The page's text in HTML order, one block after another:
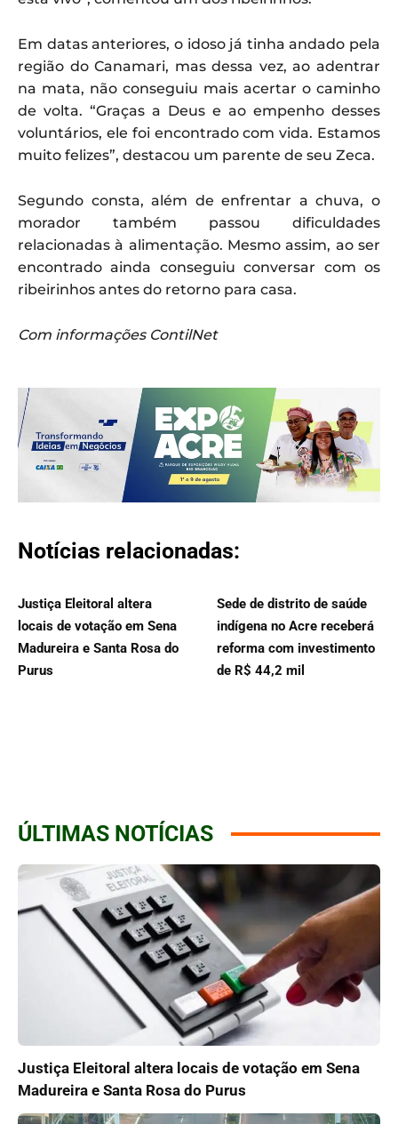
Em datas anteriores, o idoso já tinha andado pela
região do Canamari, mas dessa vez, ao adentrar
na mata, não conseguiu mais acertar o caminho
de volta. “Graças a Deus e ao empenho desses
voluntários, ele foi encontrado com vida. Estamos
muito felizes”, destacou um parente de seu Zeca.
Segundo consta, além de enfrentar a chuva, o
morador também passou dificuldades
relacionadas à alimentação. Mesmo assim, ao ser
encontrado ainda conseguiu conversar com os
ribeirinhos antes do retorno para casa.
Com informações ContilNet
Notícias relacionadas:
Justiça Eleitoral altera
locais de votação em Sena
Madureira e Santa Rosa do
Purus
Sede de distrito de saúde
indígena no Acre receberá
reforma com investimento
de R$ 44,2 mil
ÚLTIMAS NOTÍCIAS
Justiça Eleitoral altera locais de votação em Sena
Madureira e Santa Rosa do Purus